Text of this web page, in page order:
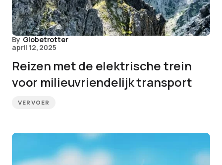
By Globetrotter
april 12, 2025
Reizen met de elektrische trein
voor milieuvriendelijk transport
VERVOER